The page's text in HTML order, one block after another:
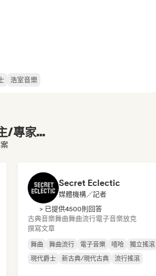
浩室音樂
/專家...
Secret Eclectic
媒體機構／記者
> 已提供4500則回答
古典音樂舞曲舞曲流行電子音樂放克
撰寫文章
舞曲 舞曲流行 電子音樂 嘻哈
獨立搖滾
現代爵士
新古典/現代古典 流行搖滾